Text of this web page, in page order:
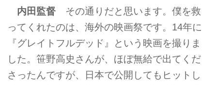
内田監督 その通りだと思います。僕を救
ってくれたのは、海外の映画祭です。14年に
『グレイトフルデッド』という映画を撮りま
した。笹野高史さんが、ほぼ無給で出てくだ
さったんですが、日本で公開してもヒットし